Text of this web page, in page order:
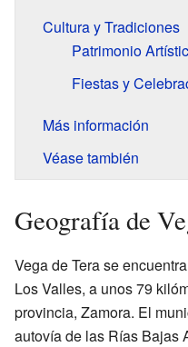
Cultura y Tradiciones
Patrimonio
Fiestas y
Más información
Véase también
Geografía de
Vega de Tera se
Los Valles, a unos 79
provincia, Zamora. El
autovía de las Rías Bajas